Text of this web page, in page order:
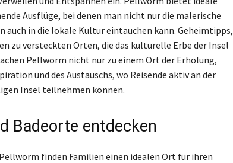
Ausflüge, bei denen man nicht nur die malerische
auch in die lokale Kultur eintauchen kann. Geheimtipps,
zu versteckten Orten, die das kulturelle Erbe der Insel
Pellworm nicht nur zu einem Ort der Erholung,
und des Austauschs, wo Reisende aktiv an der
Insel teilnehmen können.
Badeorte entdecken
finden Familien einen idealen Ort für ihren